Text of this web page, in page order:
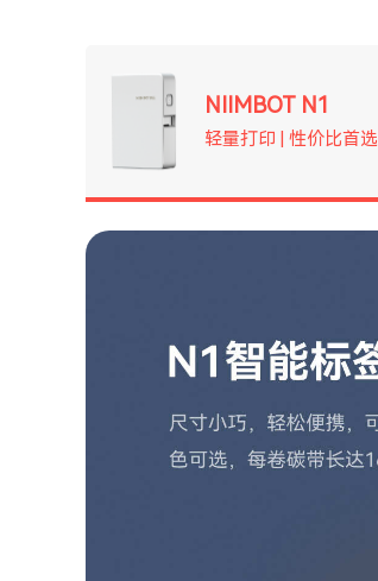
NIIMBOT N1
轻量打印 | 性价比首选